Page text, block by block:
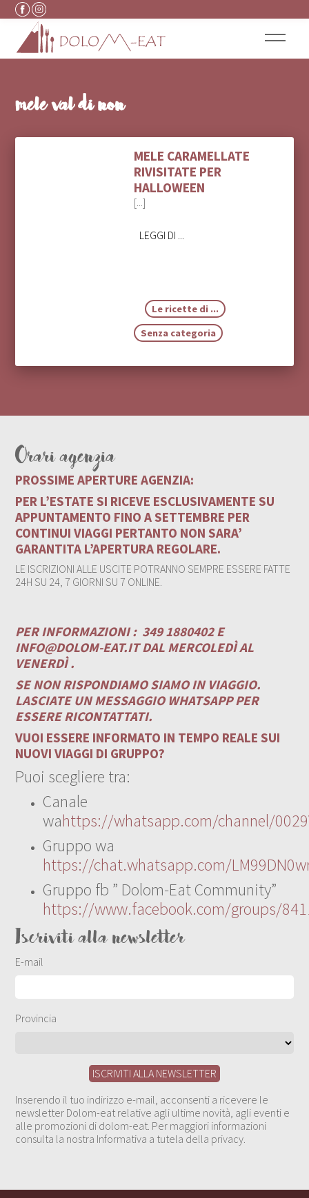
Vai al contenuto
mele val di non
MELE CARAMELLATE
RIVISITATE PER
HALLOWEEN
[...]
LEGGI DI ...
Le ricette di ...
Senza categoria
Orari agenzia
PROSSIME APERTURE AGENZIA:
PER L’ESTATE SI RICEVE ESCLUSIVAMENTE SU
APPUNTAMENTO FINO A SETTEMBRE PER
CONTINUI VIAGGI PERTANTO NON SARA’
GARANTITA L’APERTURA REGOLARE.
LE ISCRIZIONI ALLE USCITE POTRANNO SEMPRE ESSERE FATTE
24H SU 24, 7 GIORNI SU 7 ONLINE.
PER INFORMAZIONI : 349 1880402 E
INFO@DOLOM-EAT.ITDAL MERCOLEDÌ AL
VENERDÌ .
SE NON RISPONDIAMO SIAMO IN VIAGGIO.
LASCIATE UN MESSAGGIO WHATSAPP PER
ESSERE RICONTATTATI.
VUOI ESSERE INFORMATO IN TEMPO REALE SUI
NUOVI VIAGGI DI GRUPPO?
Puoi scegliere tra:
Canale
wahttps://whatsapp.com/channel/
Gruppo wa
https://chat.whatsapp.com/
Gruppo fb ” Dolom-Eat Community”
https://www.facebook.com/groups/
Iscriviti alla newsletter
E-mail
Provincia
Inserendo il tuo indirizzo e-mail, acconsenti a ricevere le
newsletter Dolom-eat relative agli ultime novità, agli eventi e
alle promozioni di dolom-eat. Per maggiori informazioni
consulta la nostra Informativa a tutela della privacy.